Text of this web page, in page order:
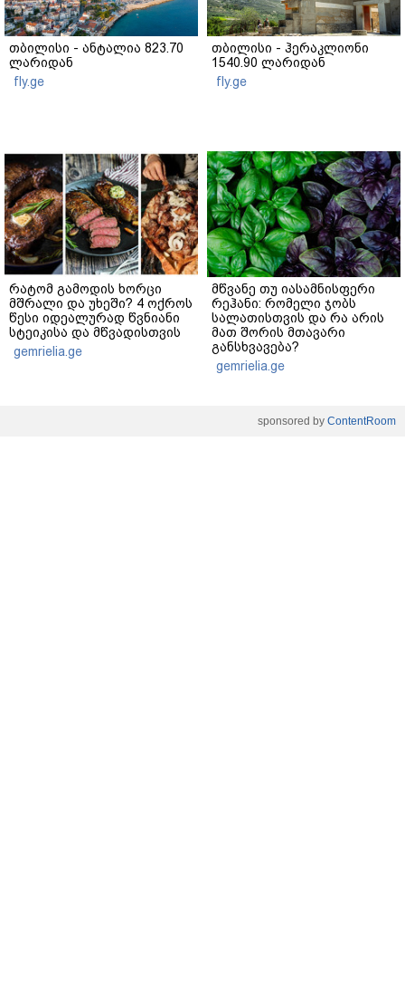
თბილისი - ანტალია 823.70
ლარიდან
fly.ge
თბილისი - ჰერაკლიონი
1540.90 ლარიდან
fly.ge
რატომ გამოდის ხორცი
მშრალი და უხეში? 4 ოქროს
წესი იდეალურად წვნიანი
სტეიკისა და მწვადისთვის
gemrielia.ge
მწვანე თუ იასამნისფერი
რეჰანი: რომელი ჯობს
სალათისთვის და რა არის
მათ შორის მთავარი
განსხვავება?
gemrielia.ge
sponsored by ContentRoom